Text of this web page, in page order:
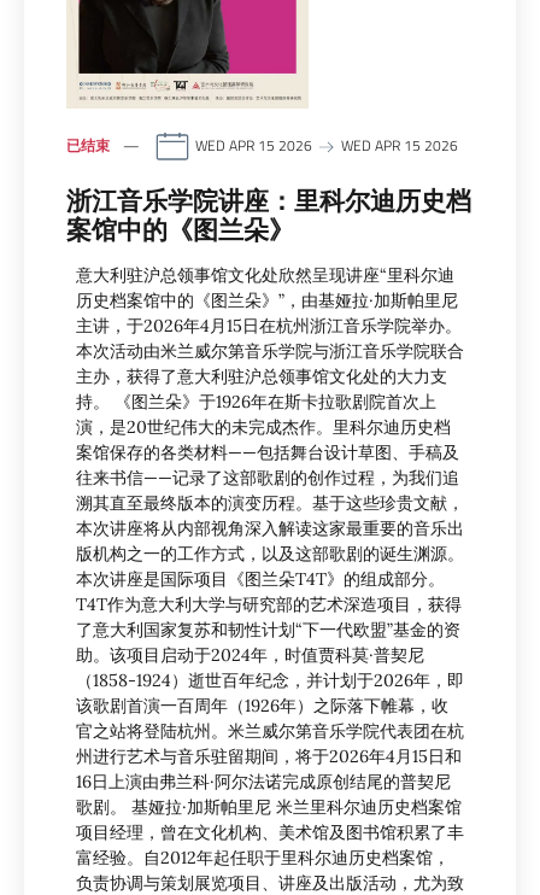
已结束 WED APR 15 2026 WED APR 15 2026
浙江音乐学院讲座：里科尔迪历史档
案馆中的《图兰朵》
意大利驻沪总领事馆文化处欣然呈现讲座“里科尔迪
历史档案馆中的《图兰朵》”，由基娅拉·加斯帕里尼
主讲，于2026年4月15日在杭州浙江音乐学院举办。
本次活动由米兰威尔第音乐学院与浙江音乐学院联合
主办，获得了意大利驻沪总领事馆文化处的大力支
持。 《图兰朵》于1926年在斯卡拉歌剧院首次上
演，是20世纪伟大的未完成杰作。里科尔迪历史档
案馆保存的各类材料——包括舞台设计草图、手稿及
往来书信——记录了这部歌剧的创作过程，为我们追
溯其直至最终版本的演变历程。基于这些珍贵文献，
本次讲座将从内部视角深入解读这家最重要的音乐出
版机构之一的工作方式，以及这部歌剧的诞生渊源。
本次讲座是国际项目《图兰朵T4T》的组成部分。
T4T作为意大利大学与研究部的艺术深造项目，获得
了意大利国家复苏和韧性计划“下一代欧盟”基金的资
助。该项目启动于2024年，时值贾科莫·普契尼
（1858-1924）逝世百年纪念，并计划于2026年，即
该歌剧首演一百周年（1926年）之际落下帷幕，收
官之站将登陆杭州。米兰威尔第音乐学院代表团在杭
州进行艺术与音乐驻留期间，将于2026年4月15日和
16日上演由弗兰科·阿尔法诺完成原创结尾的普契尼
歌剧。 基娅拉·加斯帕里尼 米兰里科尔迪历史档案馆
项目经理，曾在文化机构、美术馆及图书馆积累了丰
富经验。自2012年起任职于里科尔迪历史档案馆，
负责协调与策划展览项目、讲座及出版活动，尤为致